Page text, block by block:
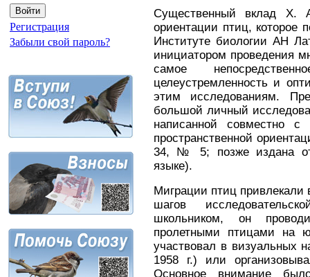
Регистрация
Забыли свой пароль?
Существенный вклад X.
ориентации птиц, ко­торое
Институте биологии АН
инициатором проведения
самое
целеустремленность и
этим исследованиям.
большой личный
написанной совместно
пространственной
34, № 5; позже издана
языке).
Миграции птиц
шагов
школьником, он
пролетными птицами на
участво­вал в визуальных
1958 г.) или
Основное внимание